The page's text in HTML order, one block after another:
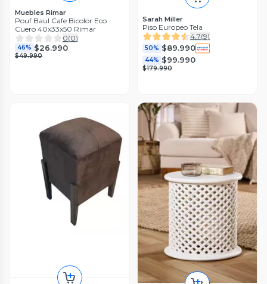
Muebles Rimar
Pouf Baul Cafe Bicolor Eco
Cuero 40x33x50 Rimar
0(0)
46% $26.990
$49.990
Sarah Miller
Piso Europeo Tela
4.7(9)
50% $89.990
44% $99.990
$179.990